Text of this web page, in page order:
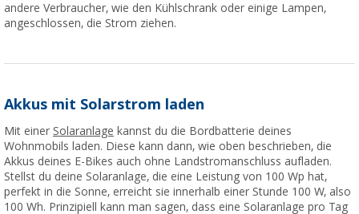
andere Verbraucher, wie den Kühlschrank oder einige Lampen,
angeschlossen, die Strom ziehen.
Akkus mit Solarstrom laden
Mit einer Solaranlage kannst du die Bordbatterie deines
Wohnmobils laden. Diese kann dann, wie oben beschrieben, die
Akkus deines E-Bikes auch ohne Landstromanschluss aufladen.
Stellst du deine Solaranlage, die eine Leistung von 100 Wp hat,
perfekt in die Sonne, erreicht sie innerhalb einer Stunde 100 W, also
100 Wh. Prinzipiell kann man sagen, dass eine Solaranlage pro Tag